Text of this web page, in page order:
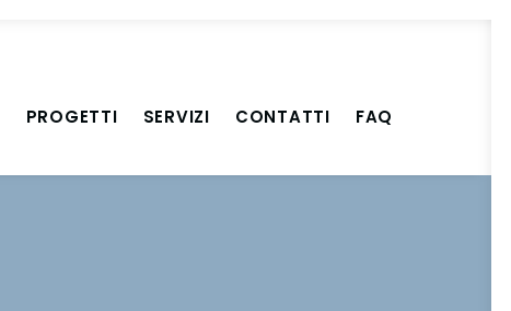
PROGETTI SERVIZI CONTATTI FAQ